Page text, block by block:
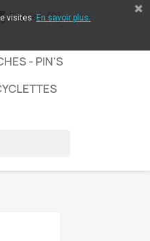
Panier (0)
- PIN'S
visites. En savoir plus.